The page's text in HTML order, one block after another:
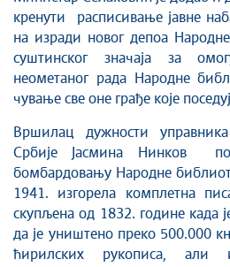
кренути расписивање јавне
на изради новог депоа
суштинског значаја за
неометаног рада Народне
чување све оне грађе које
Вршилац дужности
Србије Јасмина Нинков
бомбардовању Народне
1941. изгорела комплетна
скупљена од 1832. године када
да је уништено преко 500.000
ћирилских рукописа, али